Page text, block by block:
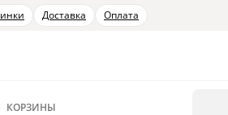
Доставка Оплата
КОРЗИНЫ